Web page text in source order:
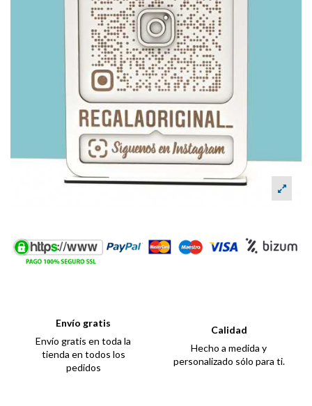
Envío gratis
Envío gratis en toda la
tienda en todos los
pedidos
Calidad
Hecho a medida y
personalizado sólo para ti.